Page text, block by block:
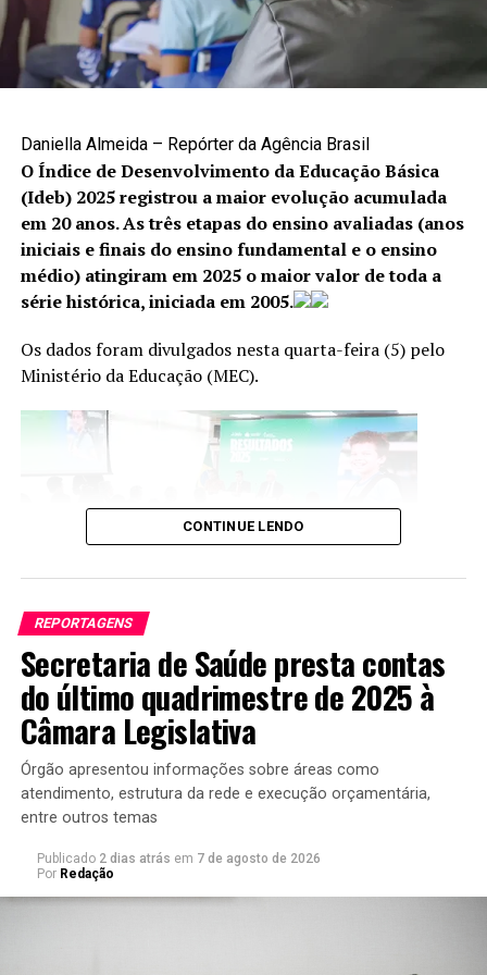
Como denunciar
A denúncia é uma das principais formas de interromper
canais disponíveis são:
Cisdeca – Disque 125: atendimento gratuito, de
segunda a sexta-feira, das 8h às 18h, com
atendimento 24 horas aos finais de semana e
feriados;
Disque 100: atendimento gratuito, 24 horas por dia,
Centro Integrado 18 de Maio: (61) 2244-1512 e
Daniella Almeida – Repórter da Agência Brasil
O Índice de Desenvolvimento da Educação Básica
(Ideb) 2025 registrou a maior evolução acumulada
em 20 anos. As três etapas do ensino avaliadas (anos
iniciais e finais do ensino fundamental e o ensino
médio) atingiram em 2025 o maior valor de toda a
série histórica, iniciada em 2005.
Os dados foram divulgados nesta quarta-feira (5) pelo
Ministério da Educação (MEC).
Ministério da Educação divulga Ideb 2025.Foto: Luís
Fortes/MEC
Para o ministro da Educação, Leonardo Barchini, a
melhora dos indicadores é resultado de mais estudantes
na escola, menos reprovações e ganhos de
aprendizagem dos alunos.
“Após 20 anos, a escola brasileira conseguiu ao mesmo
tempo melhorar o acesso; melhorar a trajetória desses
CONTINUE LENDO
REPORTAGENS
Secretaria de Saúde presta contas
do último quadrimestre de 2025 à
Câmara Legislativa
Órgão apresentou informações sobre áreas como
atendimento, estrutura da rede e execução orçamentária,
entre outros temas
Publicado 2 dias atrás em 7 de agosto de 2026
Por Redação